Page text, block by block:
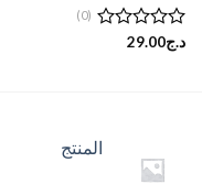
تم
(0)
د.ج29.00
المنتج